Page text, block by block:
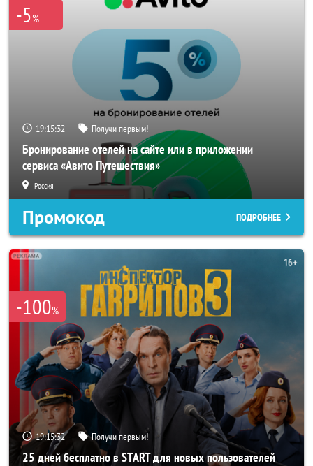
-5%
19:15:29 Получи первым!
Бронирование отелей на сайте или в приложении
сервиса «Авито Путешествия»
Россия
Промокод ПОДРОБНЕЕ
-100%
19:15:29 Получи первым!
25 дней бесплатно в START для новых пользователей